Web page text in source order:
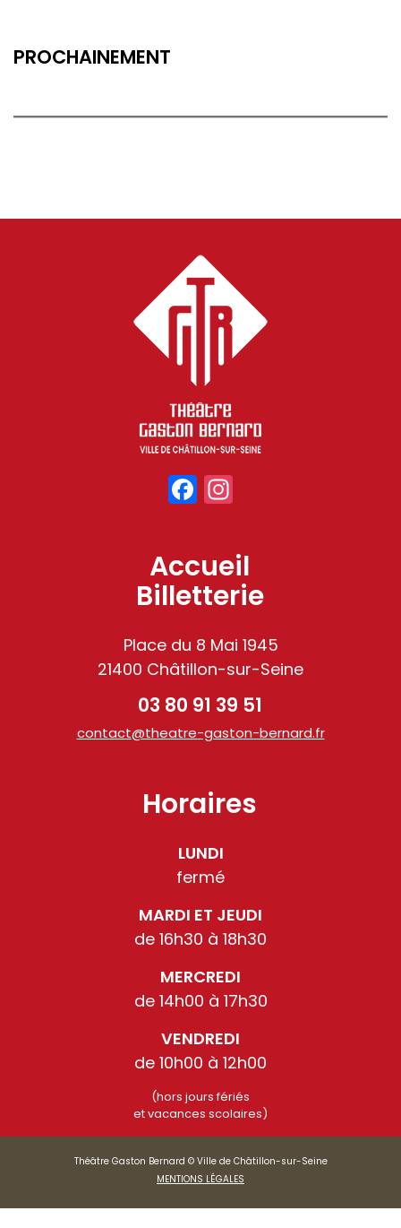
PROCHAINEMENT
Facebook
Accueil
Billetterie
Place du 8 Mai 1945
21400 Châtillon-sur-Seine
03 80 91 39 51
contact@theatre-gaston-bernard.fr
Horaires
LUNDI
fermé
MARDI ET JEUDI
de 16h30 à 18h30
MERCREDI
de 14h00 à 17h30
VENDREDI
de 10h00 à 12h00
(hors jours fériés
et vacances scolaires)
Théâtre Gaston Bernard © Ville de Châtillon-sur-Seine
MENTIONS LÉGALES